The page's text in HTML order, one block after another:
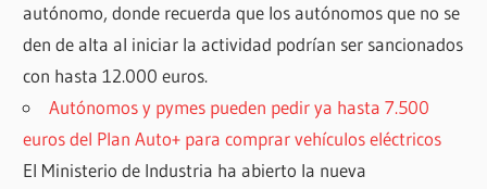
autónomo, donde recuerda que los autónomos que no se
den de alta al iniciar la actividad podrían ser sancionados
con hasta 12.000 euros.
Autónomos y pymes pueden pedir ya hasta 7.500
euros del Plan Auto+ para comprar vehículos eléctricos
El Ministerio de Industria ha abierto la nueva